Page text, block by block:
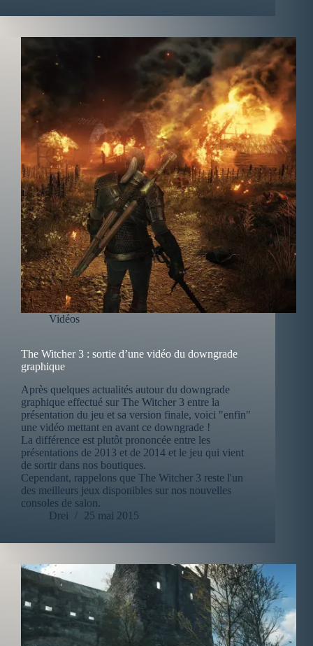
Vidéos
The Witcher 3 : sortie d’une vidéo du downgrade
graphique
Après quelques actualités autour du downgrade
graphique effectué sur The Witcher 3 entre la
présentation du jeu et sa version finale, voici "enfin"
une vidéo mettant en avant ce downgrade !
La différence est plutôt prononcée entre les
présentations de 2013 et de 2014 et le jeu qui vient
de sortir dans nos boutiques.
Cependant, rappelons que The Witcher 3 reste l'un
des meilleurs jeux disponibles sur nos nouvelles
consoles de salon.
Drei
25 mai 2015